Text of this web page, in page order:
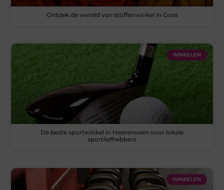
Ontdek de wereld van stoffenwinkel in Goes
WINKELEN
De beste sportwinkel in Heerenveen voor lokale
sportliefhebbers
WINKELEN